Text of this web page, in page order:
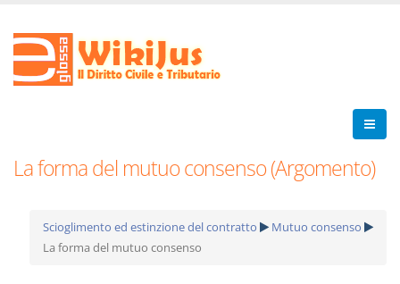
La forma del mutuo consenso (Argomento)
Scioglimento ed estinzione del contratto
Mutuo consenso
La forma del mutuo consenso